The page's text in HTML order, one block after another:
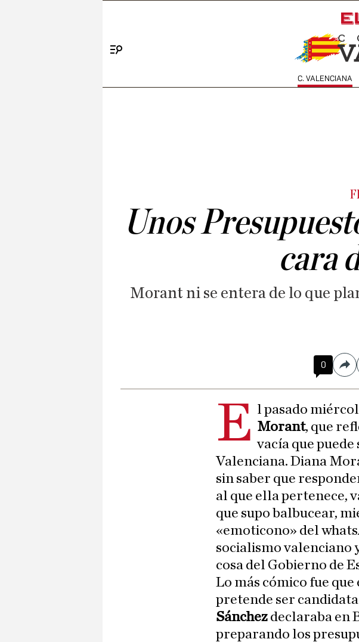
C. VALENCIANA
Unos
cara
Morant ni se entera de lo que
0
E l pasado
Morant, que
vacía que
Valenciana. Diana
sin saber que
al que ella pertenece,
que supo balbucear,
«emoticono» del
socialismo valenciano
cosa del Gobierno de
Lo más cómico fue
pretende ser
Sánchez declaraba en
preparando los